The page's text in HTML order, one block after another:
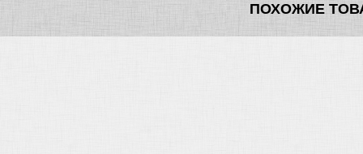
ПОХОЖИЕ